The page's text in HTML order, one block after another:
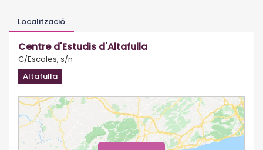
Localització
Centre d'Estudis d'Altafulla
C/Escoles, s/n
Altafulla